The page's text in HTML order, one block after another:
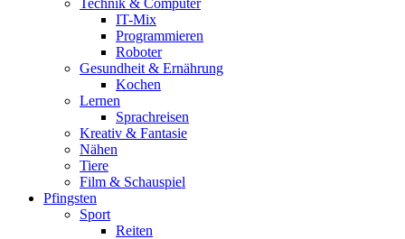
IT-Mix
Programmieren
Roboter
Gesundheit & Ernährung
Kochen
Lernen
Sprachreisen
Kreativ & Fantasie
Nähen
Tiere
Film & Schauspiel
Pfingsten
Sport
Reiten